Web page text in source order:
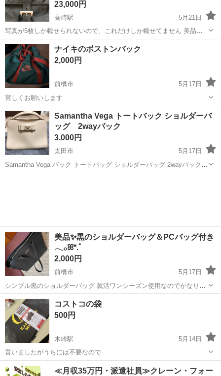
23,000円
高崎駅
5月21日
写真が5枚しか載せられないので、これだけしか載せてません 美品。
コレクション整理。 値下げ不可、 お届け不可、高崎駅付近のスーパー
までお越しくださる方 現金手渡し おつりなし ドタキャン、クレーム
なし 定型文には...
群馬 高崎市 高崎駅 バッグ プラダ
ナイキのボストンバック
2,000円
前橋市
5月17日
宜しくお願いします
群馬 前橋市 ボストン
Samantha Vega トートバック ショルダーバ
ッグ 2wayバック
3,000円
太田市
5月17日
Samantha Vega バック トートバッグ ショルダーバッグ 2wayバック
美品✨黒のショルダーバッグ＆PCバッグ付き
𓂃𓂂ꕤ*.ﾟ
2,000円
前橋市
5月17日
シンプル黒のショルダーバッグ 就活ワンシーズン使用なのでかなりキ
レイ✨ 内部にはパソコン用のINバッグの付属付き ※定型文返しません
群馬 前橋市 バッグ 場所
コストコの袋
500円
木崎駅
5月14日
貰いましたがうちには不要なので
群馬 太田市 木崎駅 バッグ コストコ
≪月収35万円・派遣社員≫クレーン・フォー